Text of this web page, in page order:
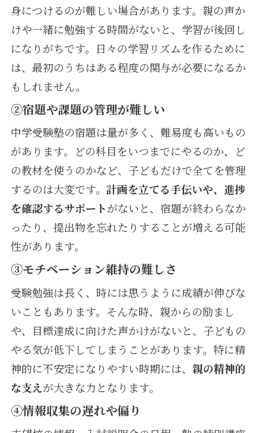
身につけるのが難しい場合があります。親の声か
けや一緒に勉強する時間がないと、学習が後回し
になりがちです。日々の学習リズムを作るために
は、最初のうちはある程度の関与が必要になるか
もしれません。
②宿題や課題の管理が難しい
中学受験塾の宿題は量が多く、難易度も高いもの
があります。どの科目をいつまでにやるのか、ど
の教材を使うのかなど、子どもだけで全てを管理
するのは大変です。 計画を立てる手伝いや、進捗
を確認するサポートがないと、宿題が終わらなか
ったり、提出物を忘れたりすることが増える可能
性があります。
③モチベーション維持の難しさ
受験勉強は長く、時には思うように成績が伸びな
いこともあります。そんな時、親からの励まし
や、目標達成に向けた声かけがないと、子どもの
やる気が低下してしまうことがあります。特に精
神的に不安定になりやすい時期には、 親の精神的
な支えが大きな力となります。
④情報収集の遅れや偏り